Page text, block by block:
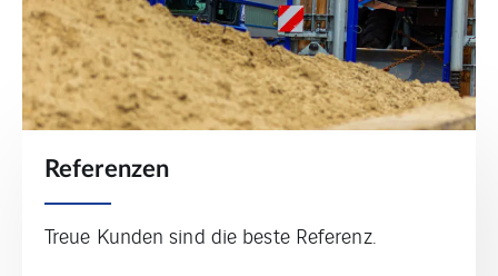
Referenzen
Treue Kunden sind die beste Referenz.